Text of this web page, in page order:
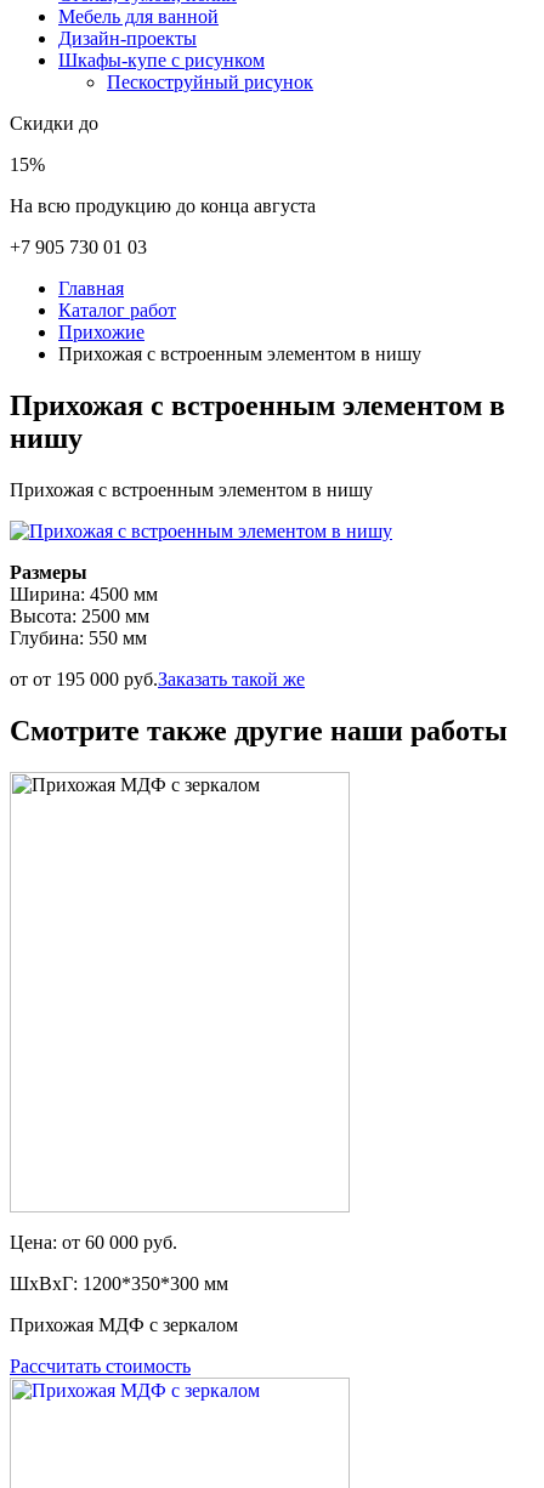
Мебель для ванной
Дизайн-проекты
Шкафы-купе с рисунком
Пескоструйный рисунок
Скидки до
15%
На всю продукцию до конца августа
+7 905 730 01 03
Главная
Каталог работ
Прихожие
Прихожая с встроенным элементом в нишу
Прихожая с встроенным элементом в
нишу
Прихожая с встроенным элементом в нишу
Размеры
Ширина: 4500 мм
Высота: 2500 мм
Глубина: 550 мм
от от 195 000 руб.Заказать такой же
Смотрите также другие наши работы
Цена: от 60 000 руб.
ШxВxГ: 1200*350*300 мм
Прихожая МДФ с зеркалом
Рассчитать стоимость